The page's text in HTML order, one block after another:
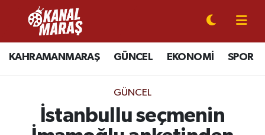
KAHRAMANMARAŞ GÜNCEL EKONOMİ SPOR
GÜNCEL
İstanbullu seçmenin
CANLI YAYIN
KAHRAMANMARAŞ
GÜNCEL
Kahramanmaraş Nöbetçi Eczaneler
Kahramanmaraş Hava Durumu
Kahramanmaraş Namaz Vakitleri